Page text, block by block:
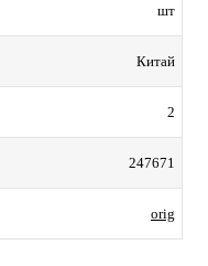
шт
Китай
2
247671
orig